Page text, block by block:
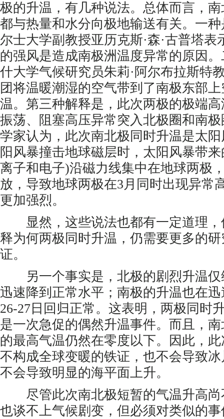
极的升温，有几种说法。总体而言，
都与热量和水分向极地输送有关。一
尔士大学副教授亚历克斯·森·古普塔表
的强风是造成南极洲温度异常的原因
什大学气候研究员朱莉·阿尔布拉斯特
团将温暖潮湿的空气带到了南极东部
温。第三种解释是，此次两极的极端
振荡、阻塞高压异常突入北极圈和南
学家认为，此次南北极同时升温是太
阳风暴撞击地球磁层时，太阳风暴带
离子和电子)沿磁力线集中在地球两极
放，导致地球两极在3月同时出现异常
更加强烈。
显然，这些说法也都有一定道理，
释为何两极同时升温，仍需要更多的
证。
另一个事实是，北极的剧烈升温仅
迅速降到正常水平；南极的升温也在
26-27日回归正常。这表明，两极同时
是一次急促的偶然升温事件。而且，
的最高气温仍然在零度以下。因此，
不构成全球变暖的铁证，也不会导致
不会导致明显的海平面上升。
尽管此次南北极短暂的气温升高尚
也谈不上气候剧变，但必须对类似的